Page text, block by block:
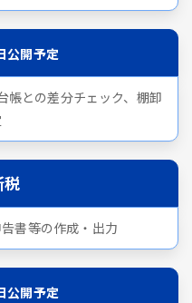
公開予定
帳との差分チェック、棚卸
税
書等の作成・出力
公開予定